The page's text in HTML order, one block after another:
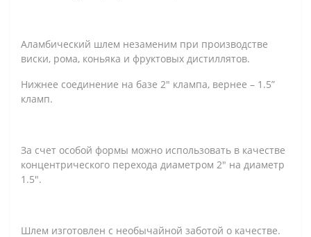
Аламбический шлем незаменим при производстве
виски, рома, коньяка и фруктовых дистиллятов.
Нижнее соединение на базе 2″ клампа, вернее – 1.5”
кламп.
За счет особой формы можно использовать в качестве
концентрического перехода диаметром 2" на диаметр
1.5".
Шлем изготовлен с необычайной заботой о качестве.